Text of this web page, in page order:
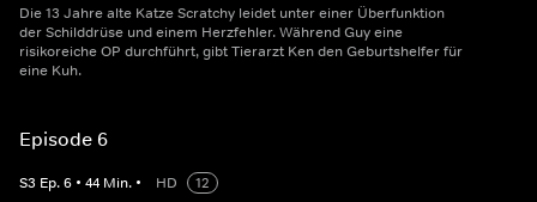
Die 13 Jahre alte Katze Scratchy leidet unter einer Überfunktion
der Schilddrüse und einem Herzfehler. Während Guy eine
risikoreiche OP durchführt, gibt Tierarzt Ken den Geburtshelfer für
eine Kuh.
Episode 6
S3 Ep.6 • 44 Min. • HD
12